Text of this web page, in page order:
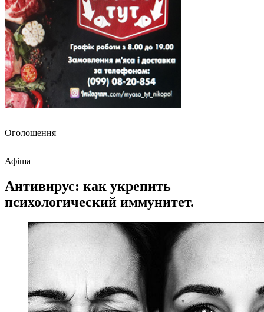
Оголошення
Афіша
Антивирус: как укрепить
психологический иммунитет.